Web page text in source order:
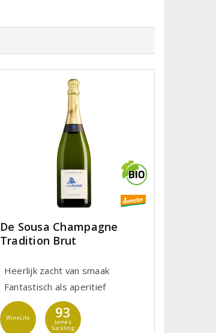
De Sousa Champagne
Tradition Brut
Heerlijk zacht van smaak
Fantastisch als aperitief
WineLife 93
James
Suckling